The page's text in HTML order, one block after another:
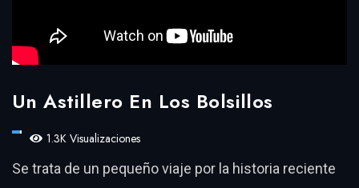
Un Astillero En Los Bolsillos
1.3K Visualizaciones
Se trata de un pequeño viaje por la historia reciente